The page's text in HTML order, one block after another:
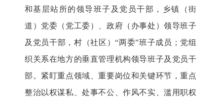
和基层站所的领导班子及党员干部，乡镇（街
道）党委（党工委）、政府（办事处）领导班子
及党员干部，村（社区）“两委”班子成员；党组
织关系在地方的垂直管理机构领导班子及党员干
部。紧盯重点领域、重要岗位和关键环节，重点
整治以权谋私、处事不公、作风不实、滥用职权